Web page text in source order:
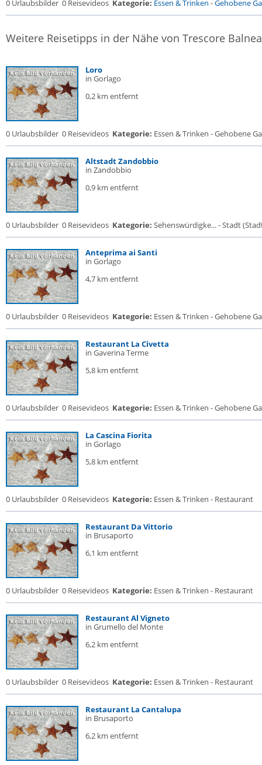
0 Urlaubsbilder 0 Reisevideos Kategorie: Essen & Trinken -Gehobene
Weitere Reisetipps in der Nähe von Trescore
Loro
in Gorlago
0,2 km entfernt
0 Urlaubsbilder 0 Reisevideos Kategorie: Essen & Trinken - Gehobene
Altstadt Zandobbio
in Zandobbio
0,9 km entfernt
0 Urlaubsbilder 0 Reisevideos Kategorie: Sehenswürdigke... - Stadt
Anteprima ai Santi
in Gorlago
4,7 km entfernt
0 Urlaubsbilder 0 Reisevideos Kategorie: Essen & Trinken - Gehobene
Restaurant La Civetta
in Gaverina Terme
5,8 km entfernt
0 Urlaubsbilder 0 Reisevideos Kategorie: Essen & Trinken - Gehobene
La Cascina Fiorita
in Gorlago
5,8 km entfernt
0 Urlaubsbilder 0 Reisevideos Kategorie: Essen & Trinken - Restaurant
Restaurant Da Vittorio
in Brusaporto
6,1 km entfernt
0 Urlaubsbilder 0 Reisevideos Kategorie: Essen & Trinken - Restaurant
Restaurant Al Vigneto
in Grumello del Monte
6,2 km entfernt
0 Urlaubsbilder 0 Reisevideos Kategorie: Essen & Trinken - Restaurant
Restaurant La Cantalupa
in Brusaporto
6,2 km entfernt